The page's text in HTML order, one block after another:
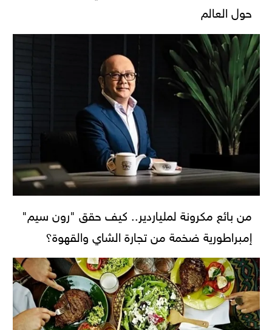
حول العالم
من بائع مكرونة لملياردير.. كيف حقق "رون سيم"
إمبراطورية ضخمة من تجارة الشاي والقهوة؟